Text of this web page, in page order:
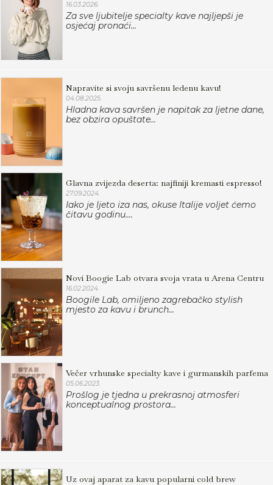
16.03.2026.
Za sve ljubitelje specialty kave najljepši je
osjećaj pronaći...
Napravite si svoju savršenu ledenu kavu!
04.08.2025.
Hladna kava savršen je napitak za ljetne dane,
bez obzira opuštate...
Glavna zvijezda deserta: najfiniji kremasti espresso!
27.09.2024.
Iako je ljeto iza nas, okuse Italije voljet ćemo
čitavu godinu....
Novi Boogie Lab otvara svoja vrata u Arena Centru
16.02.2024.
Boogile Lab, omiljeno zagrebačko stylish
mjesto za kavu i brunch...
Večer vrhunske specialty kave i gurmanskih parfema
05.06.2023.
Prošlog je tjedna u prekrasnoj atmosferi
konceptualnog prostora...
Uz ovaj aparat za kavu popularni cold brew